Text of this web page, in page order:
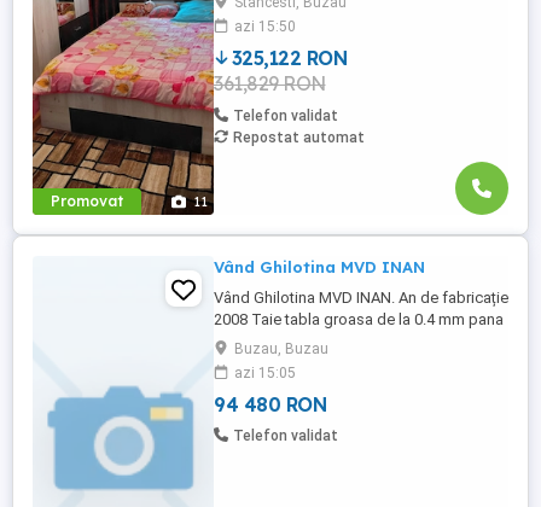
Promovat 11
amprenta de 56mp care necesita renovare
sau demolare. C2 cu o amprenta de 62mp,
constructie ...
azi 15:50
325,122 RON
361,829 RON
Telefon validat
Repostat automat
Vând Ghilotina MVD INAN
Vând Ghilotina MVD INAN. An de fabricație
2008 Taie tabla groasa de la 0.4 mm pana
la 16mm pe o lungime de 3m Are panou
de comanda E in perfecta stare de
funcționare.
Buzau, Buzau
azi 15:05
94 480 RON
Telefon validat